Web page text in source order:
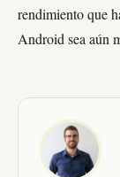
rendimiento que
Android sea aún